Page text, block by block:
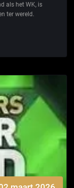
als het WK, is
ter wereld.